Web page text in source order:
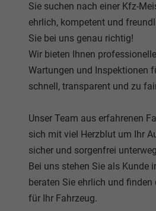
Sie suchen nach einer Kfz-
ehrlich, kompetent und
Sie bei uns genau richtig!
Wir bieten Ihnen
Wartungen und Inspektionen
schnell, transparent und zu
Unser Team aus erfahrenen
sich mit viel Herzblut um Ihr
sicher und sorgenfrei
Bei uns stehen Sie als Kunde
beraten Sie ehrlich und finden
für Ihr Fahrzeug.